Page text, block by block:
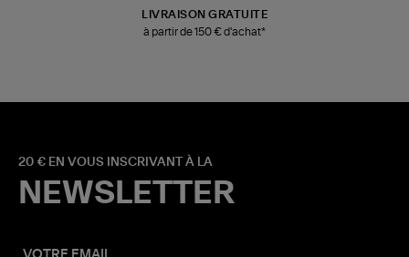
LIVRAISON GRATUITE
à partir de 150 € d'achat*
20 € EN VOUS INSCRIVANT À LA
NEWSLETTER